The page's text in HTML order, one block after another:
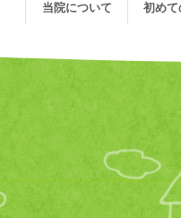
当院について 初め